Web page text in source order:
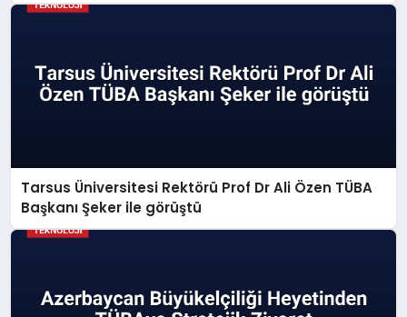
Tarsus Üniversitesi Rektörü Prof Dr Ali Özen TÜBA
Başkanı Şeker ile görüştü